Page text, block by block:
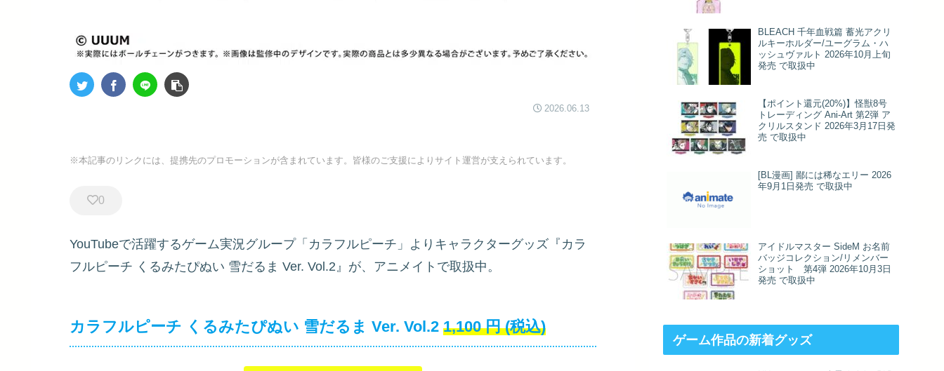
2026.06.13
※本記事のリンクには、提携先のプロモーションが含まれています。皆様のご支援によりサイト運営が支えられています。
0
YouTubeで活躍するゲーム実況グループ「カラフルピーチ」よりキャラクターグッズ『カラ
フルピーチ くるみたぴぬい 雪だるま Ver. Vol.2』が、アニメイトで取扱中。
カラフルピーチ くるみたぴぬい 雪だるま Ver. Vol.2 1,100 円 (税込)
BLEACH 千年血戦篇 蓄光アクリ
ルキーホルダー/ユーグラム・ハ
ッシュヴァルト 2026年10月上旬
発売 で取扱中
【ポイント還元(20%)】怪獣8号
トレーディング Ani-Art 第2弾 ア
クリルスタンド 2026年3月17日発
売 で取扱中
[BL漫画] 鄙には稀なエリー 2026
年9月1日発売 で取扱中
アイドルマスター SideM お名前
バッジコレクション/リメンバー
ショット 第4弾 2026年10月3日
発売 で取扱中
ゲーム作品の新着グッズ